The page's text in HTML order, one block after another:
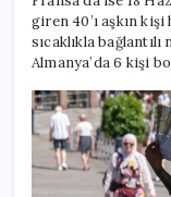
giren 40’ı aşkın
sıcaklıkla
Almanya’da 6 kişi